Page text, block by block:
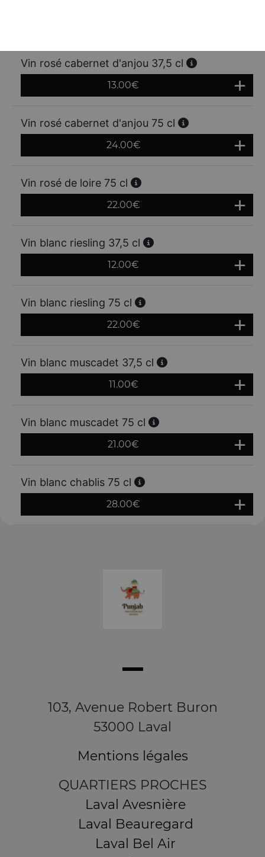
Vin rosé cabernet d'anjou 37,5 cl
13.00€
Vin rosé cabernet d'anjou 75 cl
24.00€
Vin rosé de loire 75 cl
22.00€
Vin blanc riesling 37,5 cl
12.00€
Vin blanc riesling 75 cl
22.00€
Vin blanc muscadet 37,5 cl
11.00€
Vin blanc muscadet 75 cl
21.00€
Vin blanc chablis 75 cl
28.00€
103, Avenue Robert Buron
53000 Laval
Mentions légales
QUARTIERS PROCHES
Laval Avesnière
Laval Beauregard
Laval Bel Air